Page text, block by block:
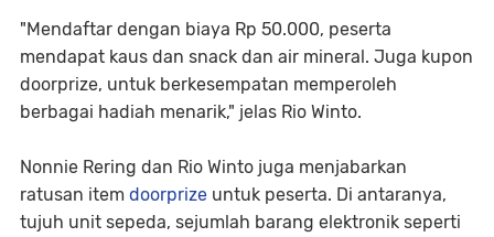
"Mendaftar dengan biaya Rp 50.000, peserta
mendapat kaus dan snack dan air mineral. Juga kupon
doorprize, untuk berkesempatan memperoleh
berbagai hadiah menarik," jelas Rio Winto.
Nonnie Rering dan Rio Winto juga menjabarkan
ratusan item doorprize untuk peserta. Di antaranya,
tujuh unit sepeda, sejumlah barang elektronik seperti